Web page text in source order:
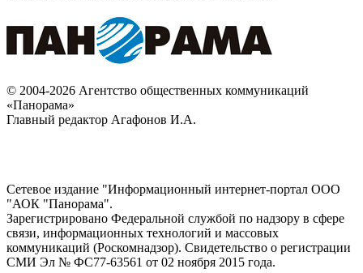
© 2004-2026 Агентство общественных коммуникаций
«Панорама»
Главный редактор Агафонов И.А.
Сетевое издание "Информационный интернет-портал ООО
"АОК "Панорама".
Зарегистрировано Федеральной службой по надзору в сфере
связи, информационных технологий и массовых
коммуникаций (Роскомнадзор). Cвидетельство о регистрации
СМИ Эл № ФС77-63561 от 02 ноября 2015 года.